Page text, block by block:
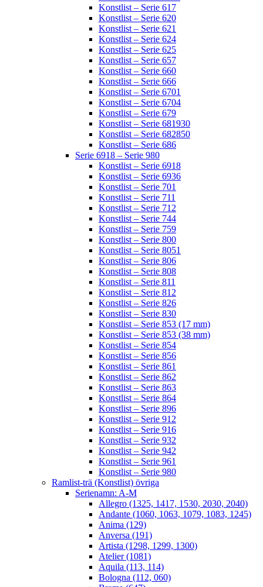
Konstlist – Serie 617
Konstlist – Serie 620
Konstlist – Serie 621
Konstlist – Serie 624
Konstlist – Serie 625
Konstlist – Serie 657
Konstlist – Serie 660
Konstlist – Serie 666
Konstlist – Serie 6701
Konstlist – Serie 6704
Konstlist – Serie 679
Konstlist – Serie 681930
Konstlist – Serie 682850
Konstlist – Serie 686
Serie 6918 – Serie 980
Konstlist – Serie 6918
Konstlist – Serie 6936
Konstlist – Serie 701
Konstlist – Serie 711
Konstlist – Serie 712
Konstlist – Serie 744
Konstlist – Serie 759
Konstlist – Serie 800
Konstlist – Serie 8051
Konstlist – Serie 806
Konstlist – Serie 808
Konstlist – Serie 811
Konstlist – Serie 812
Konstlist – Serie 826
Konstlist – Serie 830
Konstlist – Serie 853 (17 mm)
Konstlist – Serie 853 (38 mm)
Konstlist – Serie 854
Konstlist – Serie 856
Konstlist – Serie 861
Konstlist – Serie 862
Konstlist – Serie 863
Konstlist – Serie 864
Konstlist – Serie 896
Konstlist – Serie 912
Konstlist – Serie 916
Konstlist – Serie 932
Konstlist – Serie 942
Konstlist – Serie 961
Konstlist – Serie 980
Ramlist-trä (Konstlist) övriga
Serienamn: A-M
Allegro (1325, 1417, 1530, 2030, 2040)
Andante (1060, 1063, 1079, 1083, 1245)
Anima (129)
Anversa (191)
Artista (1298, 1299, 1300)
Atelier (1081)
Aquila (113, 114)
Bologna (112, 060)